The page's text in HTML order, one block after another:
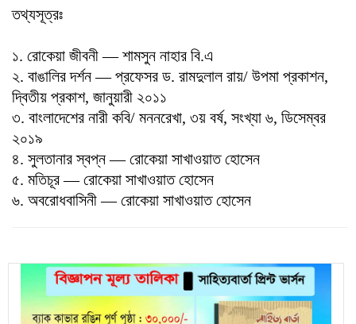
তথ্যসূত্রঃ
১. রোকেয়া জীবনী — শামসুন নাহার বি.এ
২. বাঙালির দর্শন — প্রফেসর ড. রামদুলাল রায়/ উপমা প্রকাশন,
দ্বিতীয় প্রকাশ, জানুয়ারী ২০১১
৩. বাংলাদেশের নারী কবি/ মননরেখা, ৩য় বর্ষ, সংখ্যা ৬, ডিসেম্বর
২০১৯
৪. সুলতানার স্বপ্ন — রোকেয়া সাখাওয়াত হোসেন
৫. মতিচূর — রোকেয়া সাখাওয়াত হোসেন
৬. অবরোধবাসিনী — রোকেয়া সাখাওয়াত হোসেন